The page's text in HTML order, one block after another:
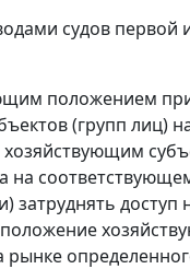
судов
положением
(групп
затруднять